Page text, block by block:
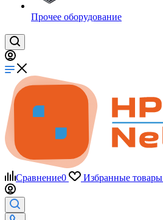
Прочее оборудование
Сравнение0 Избранные товары